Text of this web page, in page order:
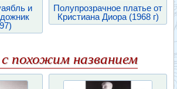
и
Полупрозрачное платье от
Кристиана Диора (1968 г)
похожим названием